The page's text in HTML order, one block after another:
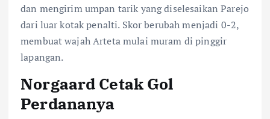
dan mengirim umpan tarik yang diselesaikan Parejo
dari luar kotak penalti. Skor berubah menjadi 0-2,
membuat wajah Arteta mulai muram di pinggir
lapangan.
Norgaard Cetak Gol
Perdananya